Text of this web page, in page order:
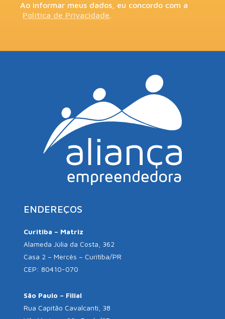
Ao informar meus dados, eu concordo com a
Política de Privacidade.
ENDEREÇOS
Curitiba – Matriz
Alameda Júlia da Costa, 362
Casa 2 – Mercês – Curitiba/PR
CEP: 80410-070
São Paulo – Filial
Rua Capitão Cavalcanti, 38